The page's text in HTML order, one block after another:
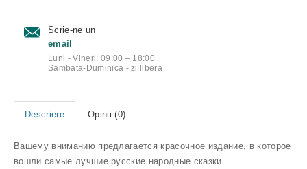
Scrie-ne un
email
Luni - Vineri: 09:00 – 18:00
Sambata-Duminica - zi libera
Descriere Opinii (0)
Вашему вниманию предлагается красочное издание, в которое
вошли самые лучшие русские народные сказки.